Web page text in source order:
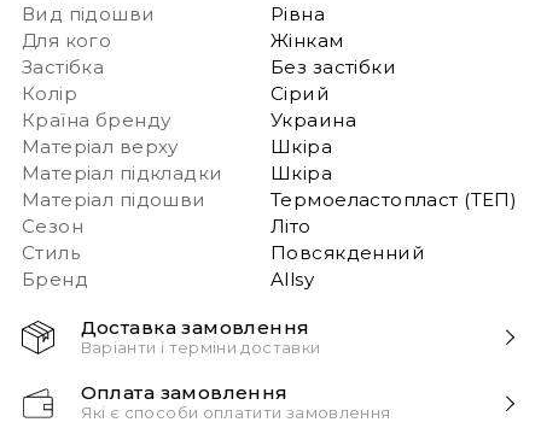
Вид підошви
Рівна
Для кого
Жінкам
Застібка
Без застібки
Колір
Сірий
Країна бренду
Украина
Матеріал верху
Шкіра
Матеріал підкладки
Шкіра
Матеріал підошви
Термоеластопласт (ТЕП)
Сезон
Літо
Стиль
Повсякденний
Бренд
Allsy
Доставка замовлення
Варіанти і терміни доставки
моменту замовлення!
Оплата замовлення
Які є способи оплатити замовлення